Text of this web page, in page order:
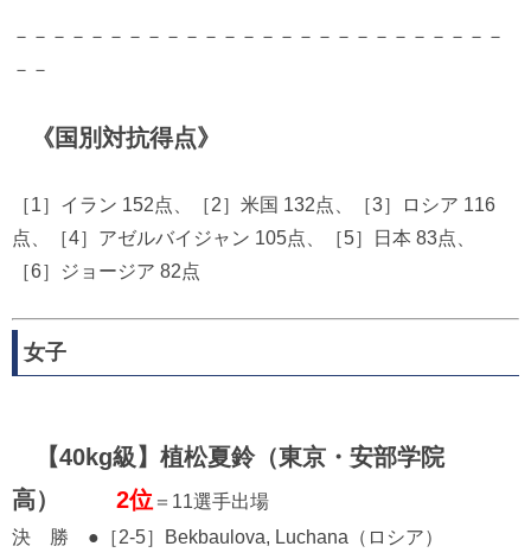
－－－－－－－－－－－－－－－－－－－－－－－－－－
－－
《国別対抗得点》
［1］イラン 152点、［2］米国 132点、［3］ロシア 116
点、［4］アゼルバイジャン 105点、［5］日本 83点、
［6］ジョージア 82点
女子
【40kg級】植松夏鈴（東京・安部学院
高）
2位 ＝11選手出場
決 勝 ●［2-5］Bekbaulova, Luchana（ロシア）